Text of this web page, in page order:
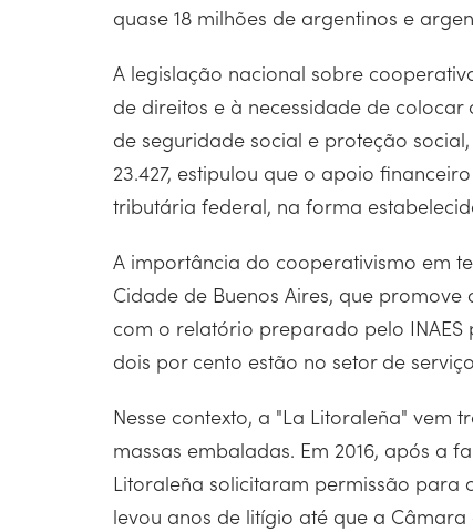
quase 18 milhões de argentinos e
A legislação nacional sobre
de direitos e à necessidade de
de seguridade social e proteção
23.427, estipulou que o apoio
tributária federal, na forma
A importância do cooperativismo em
Cidade de Buenos Aires, que
com o relatório preparado pelo INAES
dois por cento estão no setor de
Nesse contexto, a "La Litoraleña"
massas embaladas. Em 2016, após a
Litoraleña solicitaram permissão para
levou anos de litígio até que a